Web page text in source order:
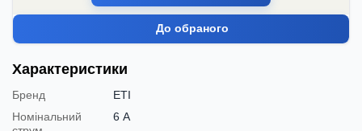
До обраного
Характеристики
Бренд
ETI
Номінальний
6 А